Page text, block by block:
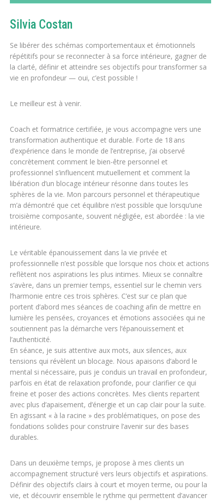
Silvia Costan
Se libérer des schémas comportementaux et émotionnels
répétitifs pour se reconnecter à sa force intérieure, gagner de
la clarté, définir et atteindre ses objectifs pour transformer sa
vie en profondeur — oui, c’est possible !
Le meilleur est à venir.
Coach et formatrice certifiée, je vous accompagne vers une
transformation authentique et durable. Forte de 18 ans
d’expérience dans le monde de l’entreprise, j’ai observé
concrètement comment le bien-être personnel et
professionnel s’influencent mutuellement et comment la
libération d’un blocage intérieur résonne dans toutes les
sphères de la vie. Mon parcours personnel et thérapeutique
m’a démontré que cet équilibre n’est possible que lorsqu’une
troisième composante, souvent négligée, est abordée : la vie
intérieure.
Le véritable épanouissement dans la vie privée et
professionnelle n’est possible que lorsque nos choix et actions
reflètent nos aspirations les plus intimes. Mieux se connaître
s’avère, dans un premier temps, essentiel sur le chemin vers
l’harmonie entre ces trois sphères. C’est sur ce plan que
portent d’abord mes séances de coaching afin de mettre en
lumière les pensées, croyances et émotions associées qui ne
soutiennent pas la démarche vers l’épanouissement et
l’authenticité.
En séance, je suis attentive aux mots, aux silences, aux
tensions qui révèlent un blocage. Nous apaisons d’abord le
mental si nécessaire, puis je conduis un travail en profondeur,
parfois en état de relaxation profonde, pour clarifier ce qui
freine et poser des actions concrètes. Mes clients repartent
avec plus d’apaisement, d’énergie et un cap clair pour la suite.
En agissant « à la racine » des problématiques, on pose des
fondations solides pour construire l’avenir sur des bases
durables.
Dans un deuxième temps, je propose à mes clients un
accompagnement structuré vers leurs objectifs et aspirations.
Définir des objectifs clairs à court et moyen terme, ou pour la
vie, et découvrir ensemble le rythme qui permettent d’avancer